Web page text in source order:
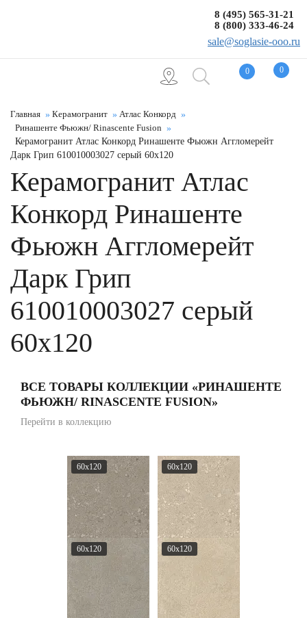
0 0
8 (495) 565-31-21
8 (800) 333-46-24
sale@soglasie-ooo.ru
Главная Керамогранит
Атлас Конкорд
Ринашенте Фьюжн/ Rinascente Fusion
Керамогранит Атлас Конкорд Ринашенте Фьюжн Аггломерейт
Дарк Грип 610010003027 серый 60x120
Керамогранит Атлас
Конкорд Ринашенте
Фьюжн Аггломерейт
Дарк Грип
610010003027 серый
60x120
ВСЕ ТОВАРЫ КОЛЛЕКЦИИ «РИНАШЕНТЕ
ФЬЮЖН/ RINASCENTE FUSION»
Перейти в коллекцию
60x120 60x120
60x120 60x120